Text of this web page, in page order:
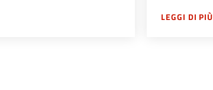
ASSOCIAZIONE BERGAMO SMART CITY & COMMUNITY
LEGGI DI PIÙ